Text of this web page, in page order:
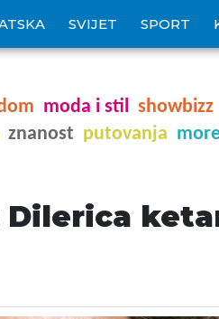
SVIJET SPORT
moda i stil showbizz
znanost putovanja